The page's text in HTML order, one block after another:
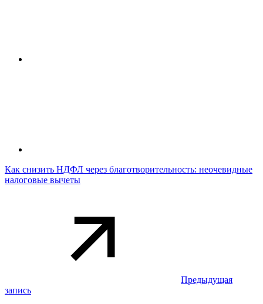
Как снизить НДФЛ через благотворительность: неочевидные
налоговые вычеты
Предыдущая
запись